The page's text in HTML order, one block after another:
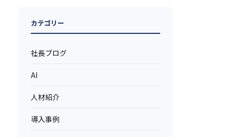
カテゴリー
社長ブログ
AI
人材紹介
導入事例